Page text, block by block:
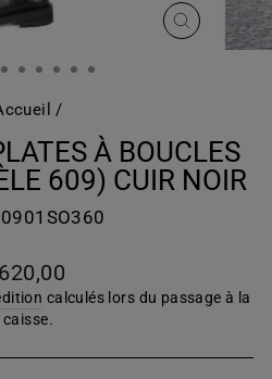
FERMER
(ESC)
/
À BOUCLES
609) CUIR NOIR
calculés lors du passage à la
caisse.